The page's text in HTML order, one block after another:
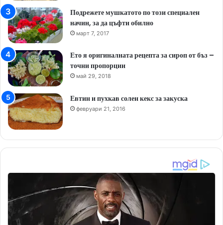
Подрежете мушкатото по този специален
начин, за да цъфти обилно
март 7, 2017
Ето я оригиналната рецепта за сироп от бъз –
точни пропорции
май 29, 2018
Евтин и пухкав солен кекс за закуска
февруари 21, 2016